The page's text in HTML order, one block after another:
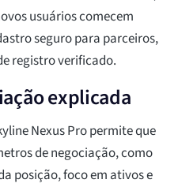
usuários comecem
seguro para parceiros,
registro verificado.
explicada
Nexus Pro permite que
de negociação, como
posição, foco em ativos e